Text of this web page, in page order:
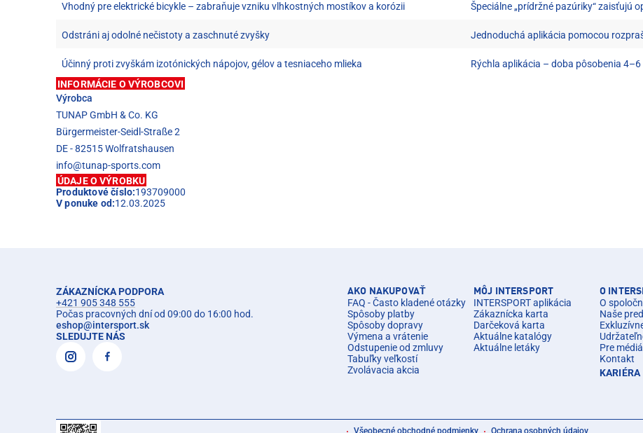
Vhodný pre elektrické bicykle – zabraňuje vzniku vlhkostných mostíkov a korózii Špeciálne „prídržné pazúriky“ zaisťujú
Odstráni aj odolné nečistoty a zaschnuté zvyšky Jednoduchá aplikácia pomocou
Účinný proti zvyškám izotónických nápojov, gélov a tesniaceho mlieka
Rýchla aplikácia – doba pôsobenia
INFORMÁCIE O VÝROBCOVI
Výrobca
TUNAP GmbH & Co. KG
Bürgermeister-Seidl-Straße 2
DE - 82515 Wolfratshausen
info@tunap-sports.com
ÚDAJE O VÝROBKU
Produktové číslo:193709000
V ponuke od:12.03.2025
ZÁKAZNÍCKA PODPORA
+421 905 348 555
Počas pracovných dní od 09:00 do 16:00 hod.
eshop@intersport.sk
SLEDUJTE NÁS
AKO NAKUPOVAŤ
FAQ - Často kladené otázky
Spôsoby platby
Spôsoby dopravy
Výmena a vrátenie
Odstupenie od zmluvy
Tabuľky veľkostí
Zvolávacia akcia
MÔJ INTERSPORT
INTERSPORT aplikácia
Zákaznícka karta
Darčeková karta
Aktuálne katalógy
Aktuálne letáky
O
O
Naše
Pre médiá
Kontakt
KARIÉRA